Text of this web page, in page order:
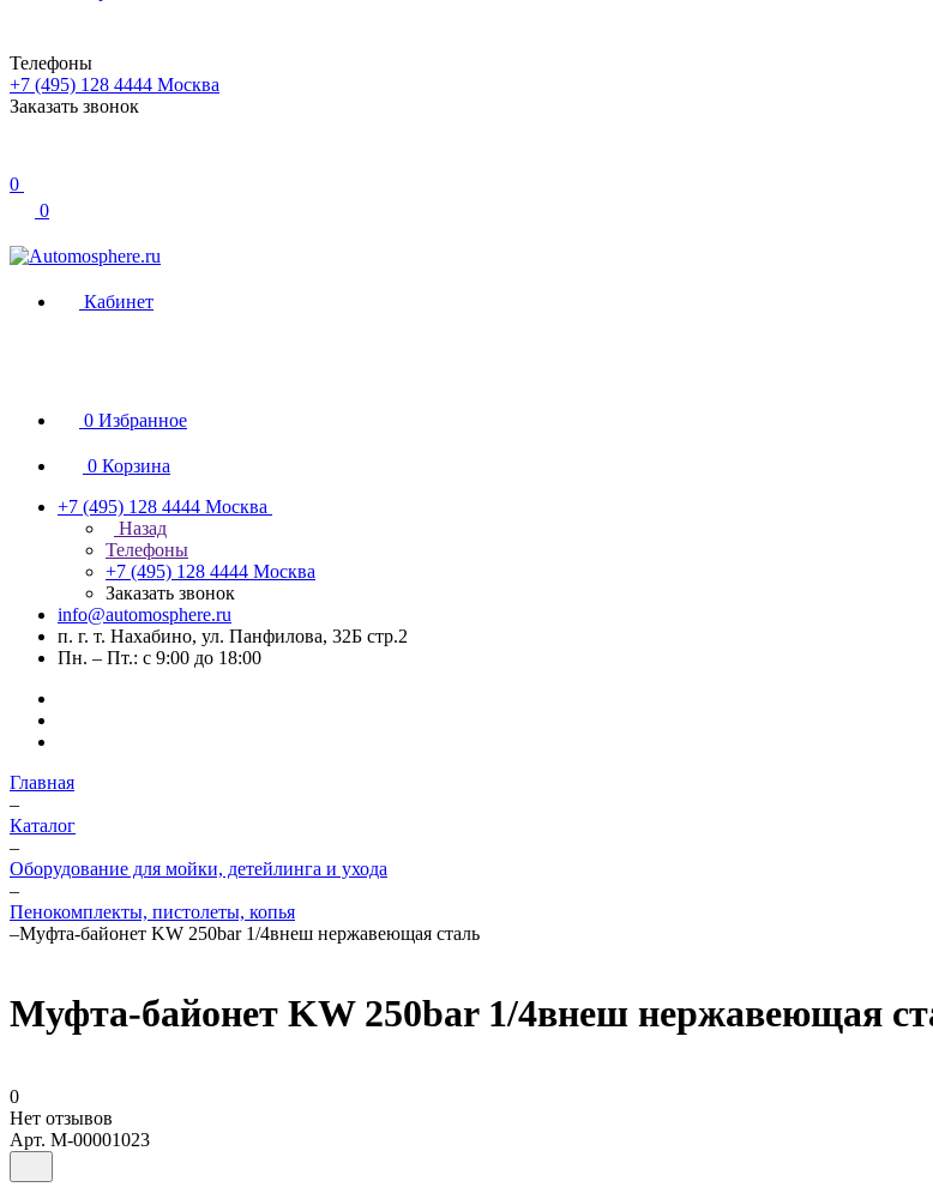
Телефоны
+7 (495) 128 4444 Москва
Заказать звонок
0
0
Кабинет
0 Избранное
0 Корзина
+7 (495) 128 4444 Москва
Назад
Телефоны
+7 (495) 128 4444 Москва
Заказать звонок
info@automosphere.ru
п. г. т. Нахабино, ул. Панфилова, 32Б стр.2
Пн. – Пт.: с 9:00 до 18:00
Главная
–
Каталог
–
Оборудование для мойки, детейлинга и ухода
–
Пенокомплекты, пистолеты, копья
–Муфта-байонет KW 250bar 1/4внеш нержавеющая сталь
Муфта-байонет KW 250bar 1/4внеш нержавеющая
0
Нет отзывов
Арт. M-00001023